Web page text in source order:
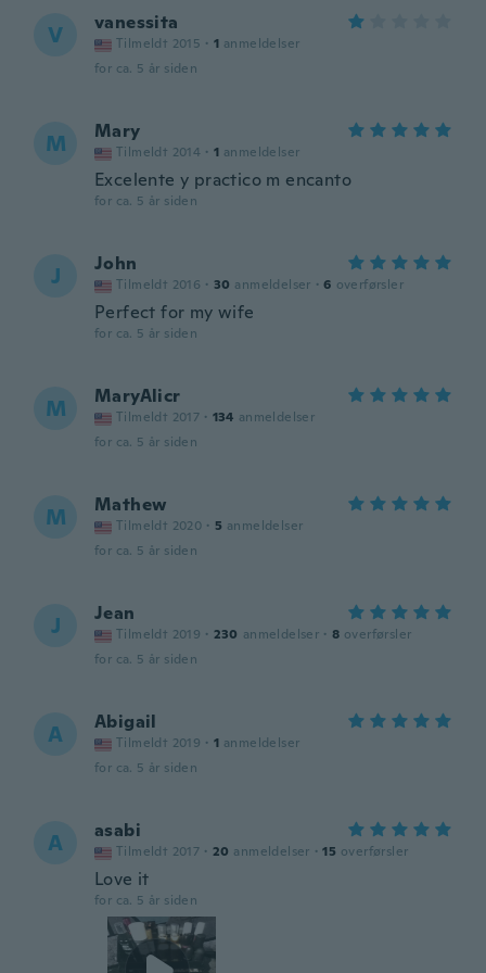
V vanessita
Tilmeldt 2015 · 1 anmeldelser
for ca. 5 år siden
M Mary
Tilmeldt 2014 · 1 anmeldelser
Excelente y practico m encanto
for ca. 5 år siden
J John
Tilmeldt 2016 · 30 anmeldelser · 6 overførsler
Perfect for my wife
for ca. 5 år siden
M MaryAlicr
Tilmeldt 2017 · 134 anmeldelser
for ca. 5 år siden
M Mathew
Tilmeldt 2020 · 5 anmeldelser
for ca. 5 år siden
J Jean
Tilmeldt 2019 · 230 anmeldelser · 8 overførsler
for ca. 5 år siden
A Abigail
Tilmeldt 2019 · 1 anmeldelser
for ca. 5 år siden
A asabi
Tilmeldt 2017 · 20 anmeldelser · 15 overførsler
Love it
for ca. 5 år siden